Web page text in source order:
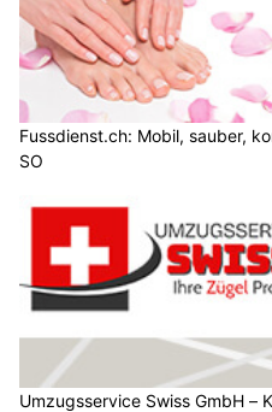
Fussdienst.ch: Mobil, sauber,
SO
Umzugsservice Swiss GmbH –